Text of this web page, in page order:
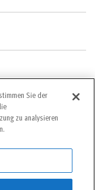
Sie der
zu analysieren